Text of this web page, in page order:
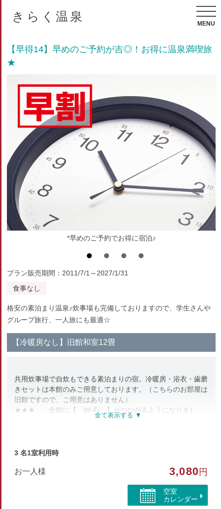
きらく温泉
MENU
【早得14】早めのご予約が吉◎！お得に温泉満喫旅
★
*早めのご予約でお得に宿泊♪
プラン販売期間：2011/7/1～2027/1/31
食事なし
格安の素泊まり温泉♪炊事場も完備しておりますので、学生さんや
グループ旅行、一人旅にも最適☆
【冷暖房なし】旧館和室12畳
共用炊事場で自炊もできる素泊まりの宿。冷暖房・浴衣・歯磨
きセットは本館のみご用意しております。（こちらのお部屋は
旧館ですので、ご用意はありません）
★★★ 全館に【 Wi-Fi 】がつながるようになりまし
せ。夏場は【 扇風機 】、冬場は【 こたつ 】でご対応い
3 名1室利用時
お一人様 3,080 円
空室
カレンダー